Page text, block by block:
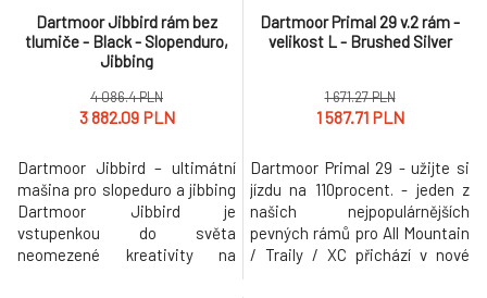
Dartmoor Jibbird rám bez
tlumiče - Black - Slopenduro,
Jibbing
4 086.4 PLN
3 882.09 PLN
Dartmoor Jibbird – ultimátní
mašina pro slopeduro a jibbing
Dartmoor Jibbird je
vstupenkou do světa
neomezené kreativity na
Dartmoor Primal 29 v.2 rám -
velikost L - Brushed Silver
1 671.27 PLN
1 587.71 PLN
Dartmoor Primal 29 - užijte si
jízdu na 110procent. - jeden z
našich nejpopulárnějších
pevných rámů pro All Mountain
/ Traily / XC přichází v nové